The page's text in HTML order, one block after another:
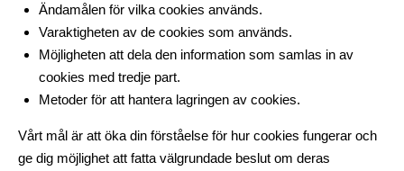
Ändamålen för vilka cookies används.
Varaktigheten av de cookies som används.
Möjligheten att dela den information som samlas in av
cookies med tredje part.
Metoder för att hantera lagringen av cookies.
Vårt mål är att öka din förståelse för hur cookies fungerar och
ge dig möjlighet att fatta välgrundade beslut om deras